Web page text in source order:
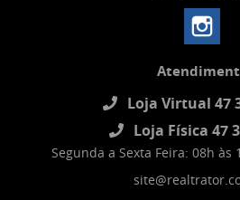
Loja Virtual 47
Loja Física 47
Segunda a Sexta Feira: 08h